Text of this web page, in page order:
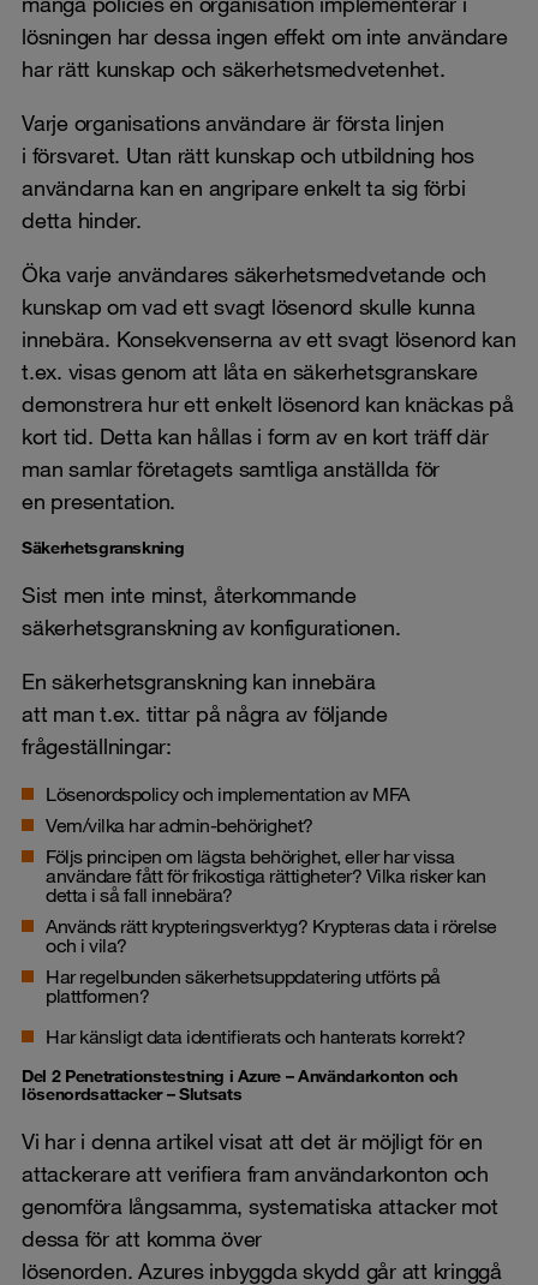
lösningen har dessa ingen effekt om inte användare
har rätt kunskap och säkerhetsmedvetenhet.
Varje organisations användare är första linjen
i försvaret. Utan rätt kunskap och utbildning hos
användarna kan en angripare enkelt ta sig förbi
detta hinder.
Öka varje användares säkerhetsmedvetande och
kunskap om vad ett svagt lösenord skulle kunna
innebära. Konsekvenserna av ett svagt lösenord kan
t.ex. visas genom att låta en säkerhetsgranskare
demonstrera hur ett enkelt lösenord kan knäckas på
kort tid. Detta kan hållas i form av en kort träff där
man samlar företagets samtliga anställda för
en presentation.
Säkerhetsgranskning
Sist men inte minst, återkommande
säkerhetsgranskning av konfigurationen.
En säkerhetsgranskning kan innebära
att man t.ex. tittar på några av följande
frågeställningar:
Lösenordspolicy och implementation av MFA
Vem/vilka har admin-behörighet?
Följs principen om lägsta behörighet, eller har vissa
användare fått för frikostiga rättigheter? Vilka risker kan
detta i så fall innebära?
Används rätt krypteringsverktyg? Krypteras data i rörelse
och i vila?
Har regelbunden säkerhetsuppdatering utförts på
plattformen?
Har känsligt data identifierats och hanterats korrekt?
Del 2 Penetrationstestning i Azure – Användarkonton och
lösenordsattacker – Slutsats
Vi har i denna artikel visat att det är möjligt för en
attackerare att verifiera fram användarkonton och
genomföra långsamma, systematiska attacker mot
dessa för att komma över
lösenorden. Azures inbyggda skydd går att kringgå